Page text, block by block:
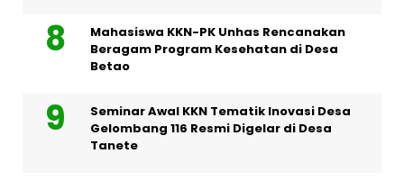
Mahasiswa KKN-PK Unhas Rencanakan
Beragam Program Kesehatan di Desa
Betao
Seminar Awal KKN Tematik Inovasi Desa
Gelombang 116 Resmi Digelar di Desa
Tanete